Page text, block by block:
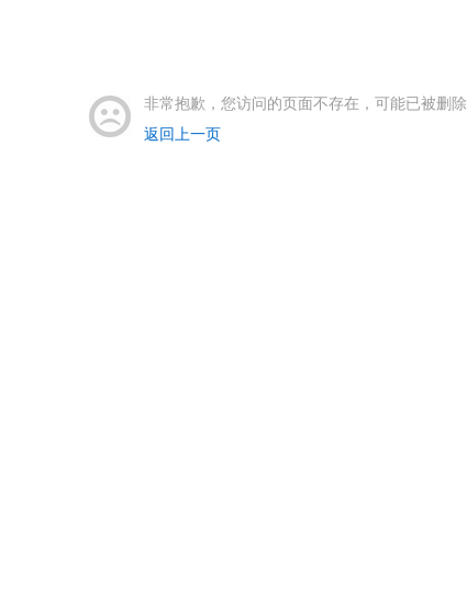
非常抱歉，您访问的页面不存在，可能已被删除
返回上一页